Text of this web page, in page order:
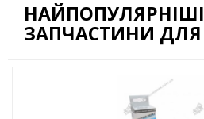
НАЙПОПУЛЯРНІШІ
ЗАПЧАСТИНИ ДЛЯ